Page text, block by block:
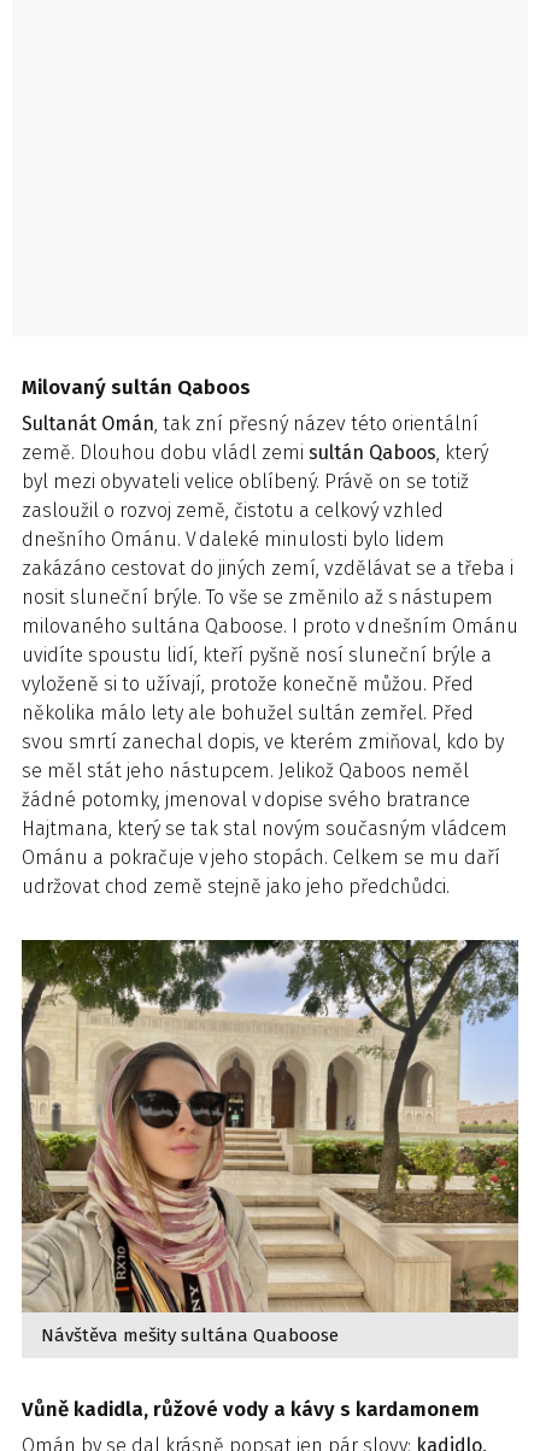
Milovaný sultán Qaboos
Sultanát Omán, tak zní přesný název této orientální
země. Dlouhou dobu vládl zemi sultán Qaboos, který
byl mezi obyvateli velice oblíbený. Právě on se totiž
zasloužil o rozvoj země, čistotu a celkový vzhled
dnešního Ománu. V daleké minulosti bylo lidem
zakázáno cestovat do jiných zemí, vzdělávat se a třeba i
nosit sluneční brýle. To vše se změnilo až s nástupem
milovaného sultána Qaboose. I proto v dnešním Ománu
uvidíte spoustu lidí, kteří pyšně nosí sluneční brýle a
vyloženě si to užívají, protože konečně můžou. Před
několika málo lety ale bohužel sultán zemřel. Před
svou smrtí zanechal dopis, ve kterém zmiňoval, kdo by
se měl stát jeho nástupcem. Jelikož Qaboos neměl
žádné potomky, jmenoval v dopise svého bratrance
Hajtmana, který se tak stal novým současným vládcem
Ománu a pokračuje v jeho stopách. Celkem se mu daří
udržovat chod země stejně jako jeho předchůdci.
Návštěva mešity sultána Quaboose
Vůně kadidla, růžové vody a kávy s kardamonem
Omán by se dal krásně popsat jen pár slovy: kadidlo,